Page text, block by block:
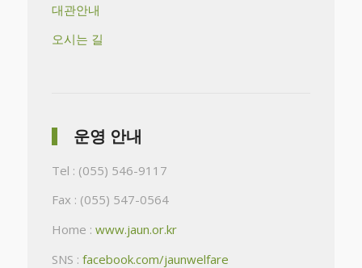
대관안내
오시는 길
운영 안내
Tel : (055) 546-9117
Fax : (055) 547-0564
Home : www.jaun.or.kr
SNS : facebook.com/jaunwelfare